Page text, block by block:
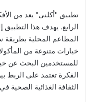
تطبيق "أكلني" يعد من
الرابع. يهدف هذا
المطاعم المحلية بطريقة
خيارات متنوعة من
للمستخدمين البحث عن
الفكرة تعتمد على الربط
الثقافة الغذائية الصحية